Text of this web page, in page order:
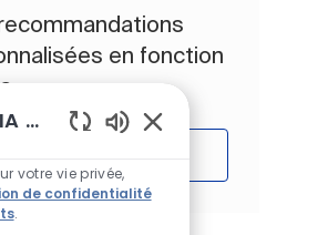
en fonction
Recrutement IA Assistant
votre vie privée,
de confidentialité
.